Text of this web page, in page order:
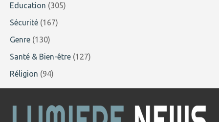
Education (305)
Sécurité (167)
Genre (130)
Santé & Bien-être (127)
Réligion (94)